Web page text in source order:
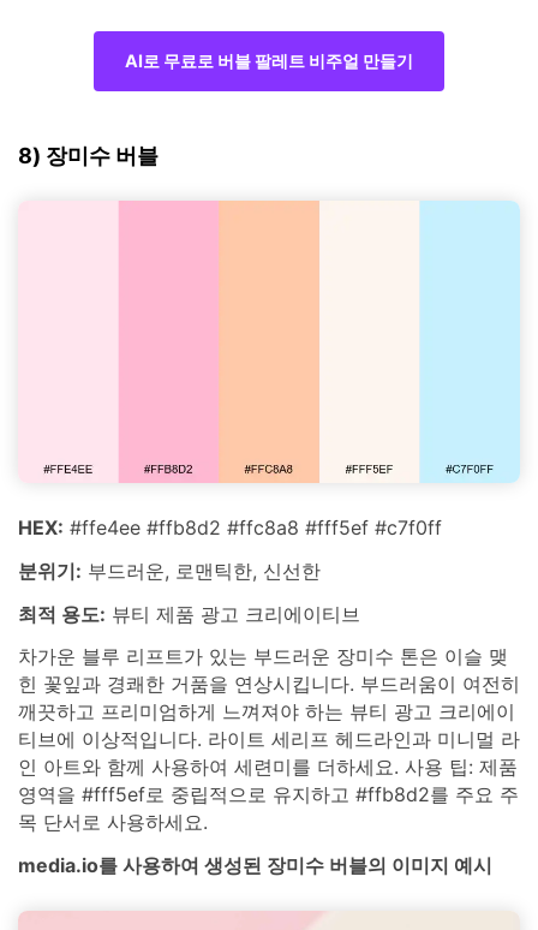
AI로 무료로 버블 팔레트 비주얼 만들기
8) 장미수 버블
HEX: #ffe4ee #ffb8d2 #ffc8a8 #fff5ef #c7f0ff
분위기: 부드러운, 로맨틱한, 신선한
최적 용도: 뷰티 제품 광고 크리에이티브
차가운 블루 리프트가 있는 부드러운 장미수 톤은 이슬 맺
힌 꽃잎과 경쾌한 거품을 연상시킵니다. 부드러움이 여전히
깨끗하고 프리미엄하게 느껴져야 하는 뷰티 광고 크리에이
티브에 이상적입니다. 라이트 세리프 헤드라인과 미니멀 라
인 아트와 함께 사용하여 세련미를 더하세요. 사용 팁: 제품
영역을 #fff5ef로 중립적으로 유지하고 #ffb8d2를 주요 주
목 단서로 사용하세요.
media.io를 사용하여 생성된 장미수 버블의 이미지 예시